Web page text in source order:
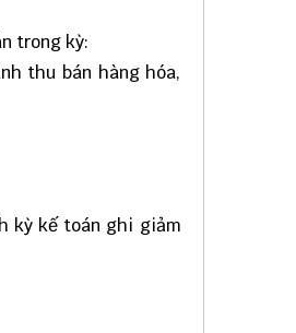
trong kỳ:
thu bán hàng hóa,
kỳ kế toán ghi giảm